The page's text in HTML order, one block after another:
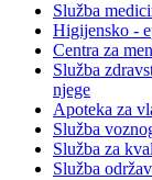
Služba
Higijensko -
Centra za
Služba
njege
Apoteka za
Služba
Služba za
Služba